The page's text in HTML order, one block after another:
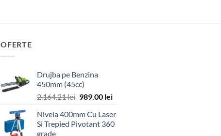
OFERTE
Drujba pe Benzina
450mm (45cc)
2,164.21lei Prețul
a
fost:
989.00 leiPrețul
este:
989.00 lei.
Nivela 400mm Cu Laser
Si Trepied Pivotant 360
grade